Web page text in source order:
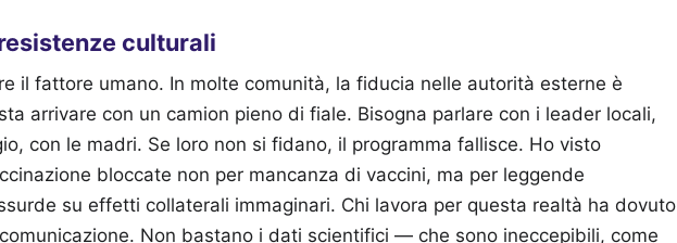
culturali
il fattore umano. In molte comunità, la fiducia nelle autorità esterne è
arrivare con un camion pieno di fiale. Bisogna parlare con i leader locali,
con le madri. Se loro non si fidano, il programma fallisce. Ho visto
bloccate non per mancanza di vaccini, ma per leggende
su effetti collaterali immaginari. Chi lavora per questa realtà ha dovuto
Non bastano i dati scientifici — che sono ineccepibili, come